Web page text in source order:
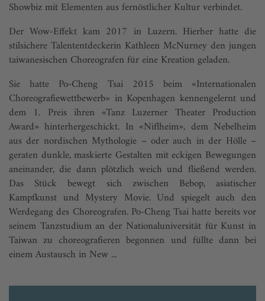
Showbiz mit Elementen aus fernöstlicher Kultur verbindet.
Der Wow-Effekt kam 2017 in Luzern. Hierher hatte die
stilsichere Talententdeckerin Kathleen McNurney den jungen
taiwanesischen Choreografen für eine Kreation geladen.
Sie hatte Po-Cheng Tsai 2015 beim «Internationalen
Choreografiewettbewerb» in Kopenhagen kennengelernt und
dem 1. Preis ihren «Tanz Luzerner Theater Production
Award» hinterhergeschickt. In «Niflheim», dem Nebelheim
aus der nordischen Mythologie – oder auch in der Hölle –
geraten dunkle, maskierte Gestalten mit eckigen Bewegungen
aneinander, die dann plötzlich weich und fließend werden.
Das Stück bewegt sich zwischen Bebop, asiatischer
Kampfkunst und Mystery Movie. Und spiegelt auch den
Werdegang des Choreografen. Po-Cheng Tsai hatte bereits vor
seinem Tanzstudium an der Nationaluniversität für Kunst in
Taiwan zu choreografieren begonnen und füllte dann bei
einem Austausch in New ...